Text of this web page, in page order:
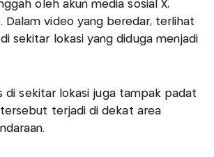
oleh akun media sosial X,
Dalam video yang beredar, terlihat
sekitar lokasi yang diduga menjadi
di sekitar lokasi juga tampak padat
tersebut terjadi di dekat area